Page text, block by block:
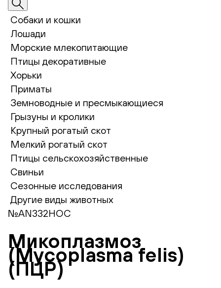
Собаки и кошки
Лошади
Морские млекопитающие
Птицы декоративные
Хорьки
Приматы
Земноводные и пресмыкающиеся
Грызуны и кролики
Крупный рогатый скот
Мелкий рогатый скот
Птицы сельскохозяйственные
Свиньи
Сезонные исследования
Другие виды животных
№AN332НОС
Микоплазмоз
(Mycoplasma felis)
(ПЦР)